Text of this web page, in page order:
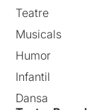
Teatre
Musicals
Humor
Infantil
Dansa